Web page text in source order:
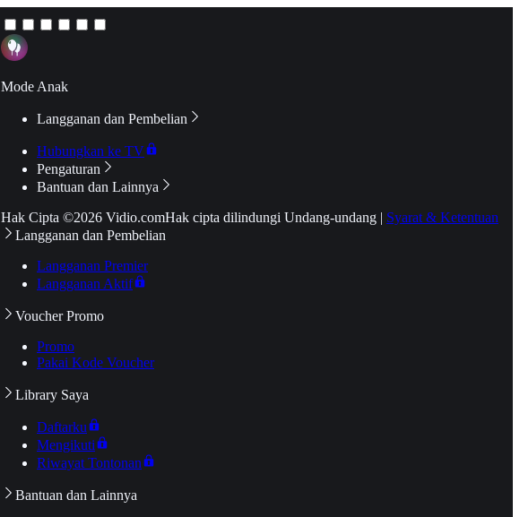
Mode Anak
Langganan dan Pembelian
Hubungkan ke TV
Pengaturan
Bantuan dan Lainnya
Hak Cipta ©2026 Vidio.comHak cipta dilindungi Undang-undang | Syarat & Ketentuan
Langganan dan Pembelian
Langganan Premier
Langganan Aktif
Voucher Promo
Promo
Pakai Kode Voucher
Library Saya
Daftarku
Mengikuti
Riwayat Tontonan
Bantuan dan Lainnya